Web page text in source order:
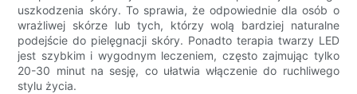
uszkodzenia skóry. To sprawia, że ​​odpowiednie dla osób o
wrażliwej skórze lub tych, którzy wolą bardziej naturalne
podejście do pielęgnacji skóry. Ponadto terapia twarzy LED
jest szybkim i wygodnym leczeniem, często zajmując tylko
20-30 minut na sesję, co ułatwia włączenie do ruchliwego
stylu życia.